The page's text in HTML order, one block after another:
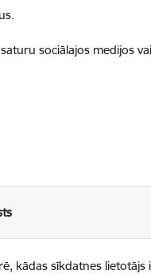
sociālajos medijos
kādas sīkdatnes lietotājs